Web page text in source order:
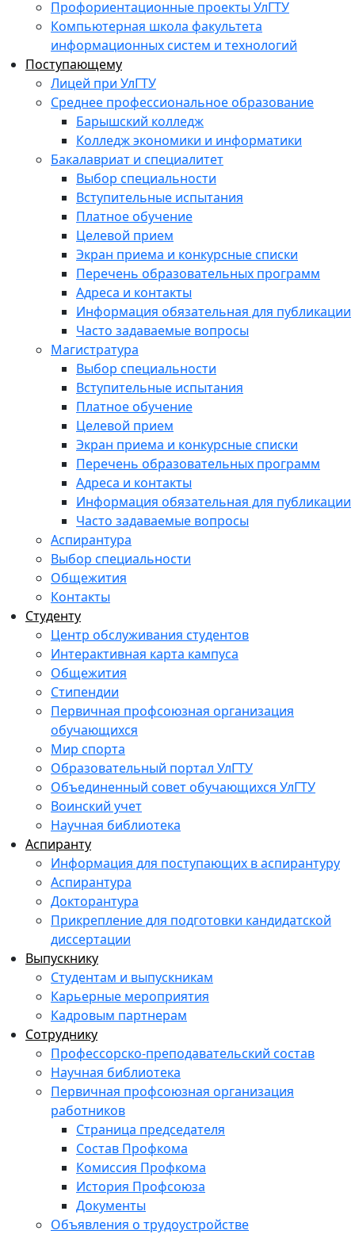
Профориентационные проекты УлГТУ
Компьютерная школа факультета
информационных систем и технологий
Поступающему
Лицей при УлГТУ
Среднее профессиональное образование
Барышский колледж
Колледж экономики и информатики
Бакалавриат и специалитет
Выбор специальности
Вступительные испытания
Платное обучение
Целевой прием
Экран приема и конкурсные списки
Перечень образовательных программ
Адреса и контакты
Информация обязательная для публикации
Часто задаваемые вопросы
Магистратура
Выбор специальности
Вступительные испытания
Платное обучение
Целевой прием
Экран приема и конкурсные списки
Перечень образовательных программ
Адреса и контакты
Информация обязательная для публикации
Часто задаваемые вопросы
Аспирантура
Выбор специальности
Общежития
Контакты
Студенту
Центр обслуживания студентов
Интерактивная карта кампуса
Общежития
Стипендии
Первичная профсоюзная организация
обучающихся
Мир спорта
Образовательный портал УлГТУ
Объединенный совет обучающихся УлГТУ
Воинский учет
Научная библиотека
Аспиранту
Информация для поступающих в аспирантуру
Аспирантура
Докторантура
Прикрепление для подготовки кандидатской
диссертации
Выпускнику
Студентам и выпускникам
Карьерные мероприятия
Кадровым партнерам
Сотруднику
Профессорско-преподавательский состав
Научная библиотека
Первичная профсоюзная организация
работников
Страница председателя
Состав Профкома
Комиссия Профкома
История Профсоюза
Документы
Объявления о трудоустройстве